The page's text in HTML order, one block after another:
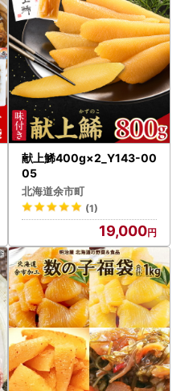
献上鯑400g×2_Y143-00
05
北海道余市町
(1)
19,000